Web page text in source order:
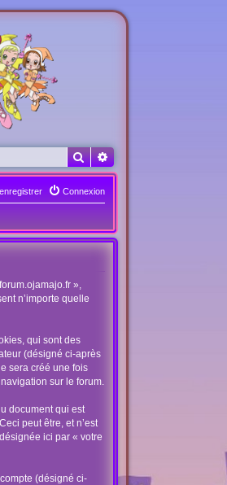
RechercherRecherche avancée
Connexion
»,
n’importe quelle
qui sont des
(désigné ci-après
sera créé une fois
sur le forum.
document qui est
peut être, et n’est
ici par « votre
(désigné ci-